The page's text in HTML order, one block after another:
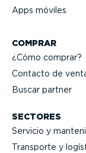
Apps móviles
COMPRAR
¿Cómo comprar?
Contacto de
Buscar partner
SECTORES
Servicio y
Transporte y